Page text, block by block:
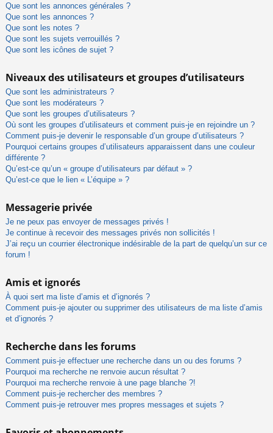
Que sont les annonces générales ?
Que sont les annonces ?
Que sont les notes ?
Que sont les sujets verrouillés ?
Que sont les icônes de sujet ?
Niveaux des utilisateurs et groupes d’utilisateurs
Que sont les administrateurs ?
Que sont les modérateurs ?
Que sont les groupes d’utilisateurs ?
Où sont les groupes d’utilisateurs et comment puis-je en rejoindre un ?
Comment puis-je devenir le responsable d’un groupe d’utilisateurs ?
Pourquoi certains groupes d’utilisateurs apparaissent dans une couleur
différente ?
Qu’est-ce qu’un « groupe d’utilisateurs par défaut » ?
Qu’est-ce que le lien « L’équipe » ?
Messagerie privée
Je ne peux pas envoyer de messages privés !
Je continue à recevoir des messages privés non sollicités !
J’ai reçu un courrier électronique indésirable de la part de quelqu’un sur ce
forum !
Amis et ignorés
À quoi sert ma liste d’amis et d’ignorés ?
Comment puis-je ajouter ou supprimer des utilisateurs de ma liste d’amis
et d’ignorés ?
Recherche dans les forums
Comment puis-je effectuer une recherche dans un ou des forums ?
Pourquoi ma recherche ne renvoie aucun résultat ?
Pourquoi ma recherche renvoie à une page blanche ?!
Comment puis-je rechercher des membres ?
Comment puis-je retrouver mes propres messages et sujets ?